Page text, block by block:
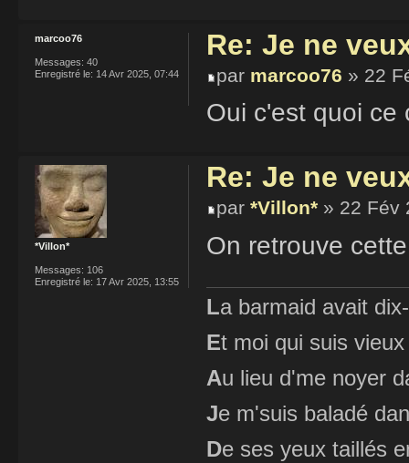
Re: Je ne
par marcoo76 » 22
Oui c'est quoi
marcoo76
Messages: 40
Enregistré le: 14 Avr 2025, 07:44
Re: Je ne
par *Villon* » 22 Fév
On retrouve
La barmaid avait
Et moi qui suis
Au lieu d'me noyer
Je m'suis baladé
De ses yeux taillés
*Villon*
Messages: 106
Enregistré le: 17 Avr 2025, 13:55